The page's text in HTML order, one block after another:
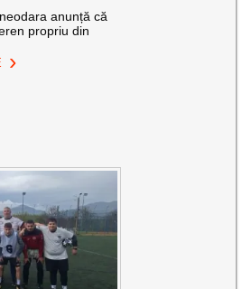
anunță că
propriu din